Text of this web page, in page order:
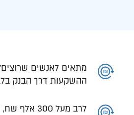
מתאים לאנשים
ההשקעות דרך הבנק
לרב מעל